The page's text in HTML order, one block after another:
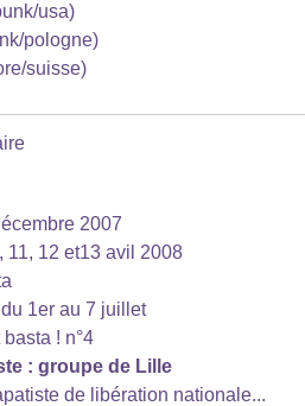
usa)
pologne)
suisse)
2007
11, 12 et13 avil 2008
1er au 7 juillet
! n°4
: groupe de Lille
de libération nationale...